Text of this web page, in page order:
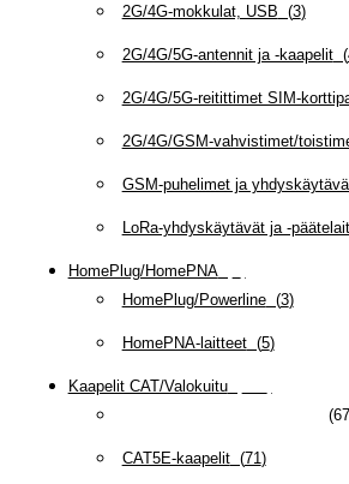
2G/4G-mokkulat, USB (3)
2G/4G/5G-antennit ja -kaapelit(
2G/4G/5G-reitittimet SIM-
2G/4G/GSM-vahvistimet/
GSM-puhelimet ja
LoRa-yhdyskäytävät ja -
HomePlug/HomePNA(
HomePlug/Powerline(3)
HomePNA-laitteet(5)
Kaapelit CAT/Valokuitu(
(67
CAT5E-kaapelit(71 )